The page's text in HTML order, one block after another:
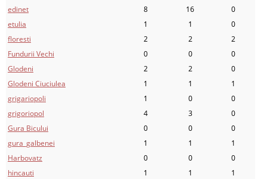
edinet
8 16
0
etulia
1 1
0
floresti
2 2
2
Fundurii Vechi
0 0
0
Glodeni
2 2
0
Glodeni Ciuciulea
1 1
1
grigariopoli
1 0
0
grigoriopol
4 3
0
Gura Bicului
0 0
0
gura_galbenei
1 1
1
Harbovatz
0 0
0
hincauti
1 1
1